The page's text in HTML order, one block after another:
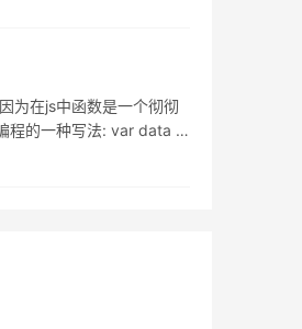
为在js中函数是一个彻彻
程的一种写法: var data =